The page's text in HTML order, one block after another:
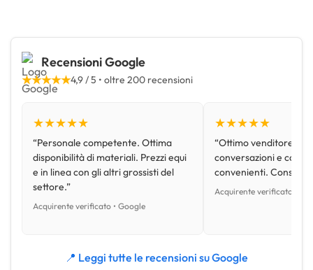
Recensioni Google
★★★★★4,9 / 5 • oltre 200 recensioni
★★★★★
“Personale competente. Ottima
disponibilità di materiali. Prezzi equi
e in linea con gli altri grossisti del
settore.”
Acquirente verificato • Google
★★★★★
“Ottimo venditore,
conversazioni e con
convenienti.
Acquirente verificato •
📍 Leggi tutte le recensioni su Google